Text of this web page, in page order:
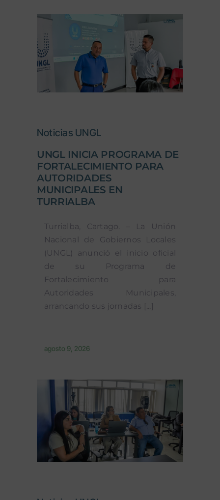
Noticias UNGL
UNGL INICIA PROGRAMA DE
FORTALECIMIENTO PARA
AUTORIDADES
MUNICIPALES EN
TURRIALBA
Turrialba, Cartago. – La Unión
Nacional de Gobiernos Locales
(UNGL) anunció el inicio oficial
de su Programa de
Fortalecimiento para
Autoridades Municipales,
arrancando sus jornadas [...]
agosto 9, 2026